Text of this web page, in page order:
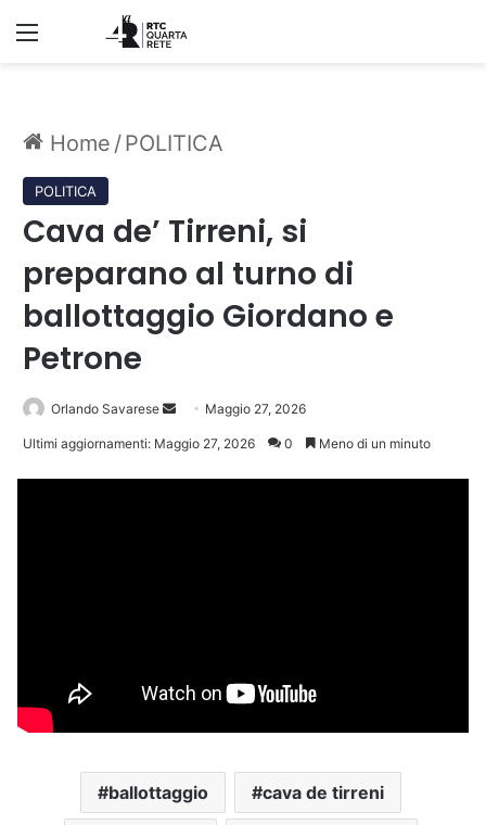
Menu
Home / POLITICA
POLITICA
Cava de’ Tirreni, si
preparano al turno di
ballottaggio Giordano e
Petrone
Orlando Savarese
Invia Maggio 27, 2026
Ultimi aggiornamenti: Maggio 27, 2026 0 Meno di un minuto
ballottaggio cava de tirreni